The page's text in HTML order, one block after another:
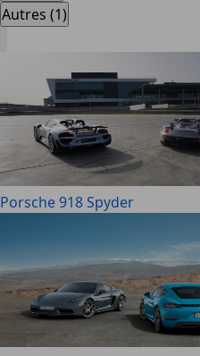
Autres (1)
Porsche 918 Spyder